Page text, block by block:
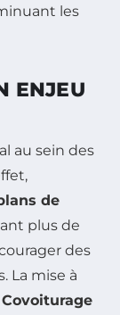
les
ENJEU
au sein des
de
plus de
des
La mise à
Covoiturage